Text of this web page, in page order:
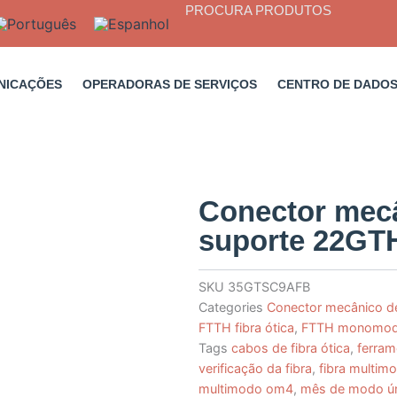
PROCURA PRODUTOS
OPERADORAS DE SERVIÇOS CENTRO DE
Conector
suporte
SKU 35GTSC9AFB
Categories Conector mecânico
FTTH fibra ótica, FTTH
Tags cabos de fibra ótica,
verificação da fibra, fibra
multimodo om4, mês de modo